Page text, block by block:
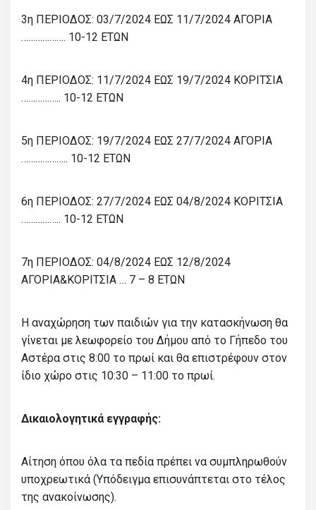
3η ΠΕΡΙΟΔΟΣ: 03/7/2024 ΕΩΣ 11/7/2024 ΑΓΟΡΙΑ
………………. 10-12 ΕΤΩΝ
4η ΠΕΡΙΟΔΟΣ: 11/7/2024 ΕΩΣ 19/7/2024 ΚΟΡΙΤΣΙΑ
…………….. 10-12 ΕΤΩΝ
5η ΠΕΡΙΟΔΟΣ: 19/7/2024 ΕΩΣ 27/7/2024 ΑΓΟΡΙΑ
……………….. 10-12 ΕΤΩΝ
6η ΠΕΡΙΟΔΟΣ: 27/7/2024 ΕΩΣ 04/8/2024 ΚΟΡΙΤΣΙΑ
…………….. 10-12 ΕΤΩΝ
7η ΠΕΡΙΟΔΟΣ: 04/8/2024 ΕΩΣ 12/8/2024
ΑΓΟΡΙΑ&ΚΟΡΙΤΣΙΑ … 7 – 8 ΕΤΩΝ
Η αναχώρηση των παιδιών για την κατασκήνωση θα
γίνεται με λεωφορείο του Δήμου από το Γήπεδο του
Αστέρα στις 8:00 το πρωί και θα επιστρέφουν στον
ίδιο χώρο στις 10:30 – 11:00 το πρωί.
Δικαιολογητικά εγγραφής:
Αίτηση όπου όλα τα πεδία πρέπει να συμπληρωθούν
υποχρεωτικά (Υπόδειγμα επισυνάπτεται στο τέλος
της ανακοίνωσης).